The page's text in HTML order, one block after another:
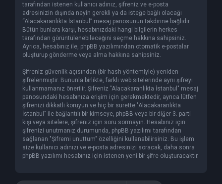
tarafından istenen kullanıcı adınız, şifreniz ve e-posta
adresinizin dışında neyin gerekli ya da isteğe bağlı olacağı
“Alacakaranlıkta İstanbul” mesaj panosunun takdirine bağlıdır.
Bütün bunlara karşı, hesabınızdaki hangi bilgilerin herkes
tarafından görüntülenebileceğini seçme hakkına sahipsiniz.
Ayrıca, hesabınız ile, phpBB yazılımından otomatik e-postalar
oluşturup gönderme veya alma hakkına sahipsiniz.
Şifreniz güvenlik açısından (bir hash yöntemiyle) yeniden
şifrelenmiştir. Bununla birlikte, farklı web sitelerinde aynı şifreyi
kullanmamanız önerilir. Şifreniz "Alacakaranlıkta İstanbul" mesaj
panosundaki hesabınıza erişim için gerekmektedir, ayrıca lütfen
şifrenizi dikkatli koruyun ve hiç bir surette "Alacakaranlıkta
İstanbul" ile bağlantılı bir kimseye, phpBB veya bir diğer 3. parti
kişi veya sitelere, şifreniz için soru sormayın. Hesabınız için
şifrenizi unutmanız durumunda, phpBB yazılımı tarafından
sağlanan "Şifremi unuttum" özelliğini kullanabilirsiniz. Bu işlem
size kullanıcı adınızı ve e-posta adresinizi soracak, daha sonra
phpBB yazılımı hesabınız için istenen yeni bir şifre oluşturacaktır.